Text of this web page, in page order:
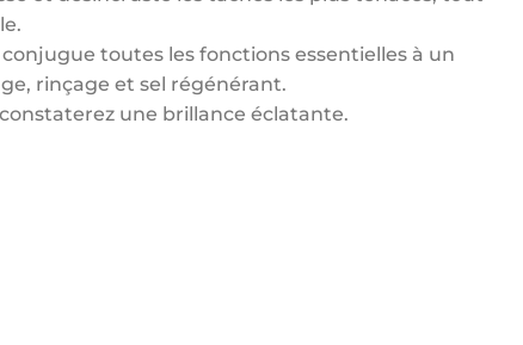
toutes les fonctions essentielles à un
rinçage et sel régénérant.
une brillance éclatante.